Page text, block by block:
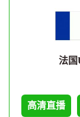
法国
高清直播